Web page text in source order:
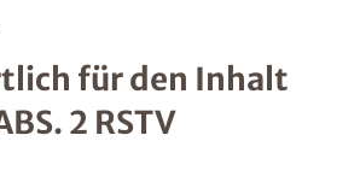
für den Inhalt
2 RSTV